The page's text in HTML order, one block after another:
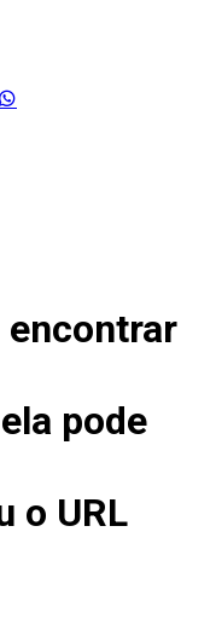
pode
o URL